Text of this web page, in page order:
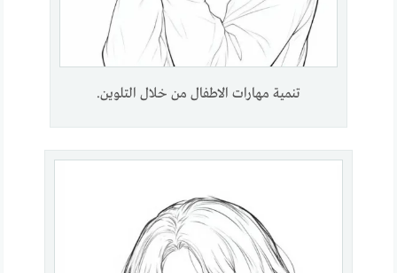
تنمية مهارات الاطفال من خلال التلوين.